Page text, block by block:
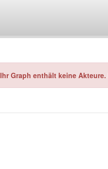
Ihr Graph enthält keine Akteure.